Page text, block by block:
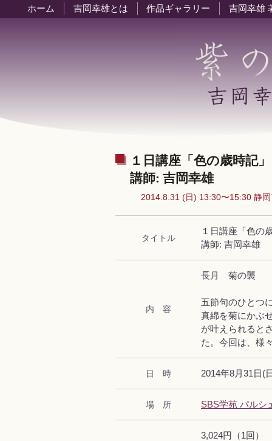
ホーム 吉岡幸雄とは 作品ギャラリー 吉岡幸雄
１日講座「色の歳時記」
講師: 吉岡幸雄
2014.8.31 (日) 13:30〜15:30 静
タイトル
１日講座「色の
講師: 吉岡幸雄
内 容
長月 菊の襲
五節句のひとつ
真綿を菊にかぶ
が叶えられると
た。今回は、様
日 時 2014年8月31日(
場 所 SBS学苑 パルシ
3,024円（1回）